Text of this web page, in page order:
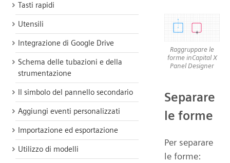
Tasti rapidi
Utensili
Integrazione di Google Drive
Schema delle tubazioni e della
strumentazione
Il simbolo del pannello secondario
Aggiungi eventi personalizzati
Importazione ed esportazione
Utilizzo di modelli
Raggruppare le
forme inCapital X
Panel Designer
Separare
le forme
Per separare
le forme: